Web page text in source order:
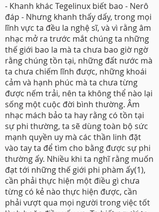
- Khanh khác Tegelinux biết bao - Nerô
đáp - Nhưng khanh thấy dấy, trong mọi
lĩnh vực ta đều la nghệ sĩ, và vì rằng âm
nhạc mở ra trước mắt chúng ta những
thế giới bao la mà ta chưa bao giờ ngờ
rằng chúng tồn tại, những đất nước mà
ta chưa chiếm lĩnh được, những khoái
cảm và hạnh phúc mà ta chưa từng
được nếm trải, nên ta không thể nào lại
sống một cuộc đời bình thường. Âm
nhạc mách bảo ta hay rằng có tồn tại
sự phi thường, ta sẽ dùng toàn bộ sức
mạnh quyền uy mà các thần linh đặt
vào tay ta để tìm cho bằng được sự phi
thường ấy. Nhiều khi ta nghĩ rằng muốn
đạt tới những thế giới phi phàm ấy(1),
cần phải thực hiện một điều gì chưa
từng có kẻ nào thực hiện được, cần
phải vượt qua mọi người trong việc tốt